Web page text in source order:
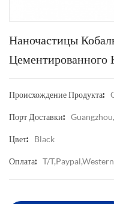
Наночастицы
Цементированного
Происхождение Продукта:
Порт Доставки:
Цвет: Black
Оплата: T/